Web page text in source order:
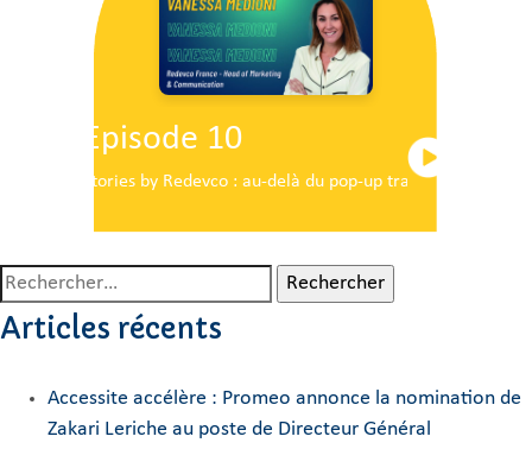
Episode 10
Stories by Redevco : au-delà du pop-up traditionnel
Rechercher :
Articles récents
Accessite accélère : Promeo annonce la nomination de
Zakari Leriche au poste de Directeur Général